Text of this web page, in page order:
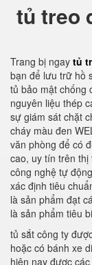
tủ treo
Trang bị ngay tủ
bạn để lưu trữ hồ
tủ bảo mật chống
nguyên liệu thép
sự giám sát chặt
cháy màu đen
văn phòng để có
cao, uy tín trên
công nghệ tự
xác định tiêu
là sản phẩm đạt
là sản phẩm tiêu
tủ sắt công ty
hoặc có bánh xe
hiện nay được